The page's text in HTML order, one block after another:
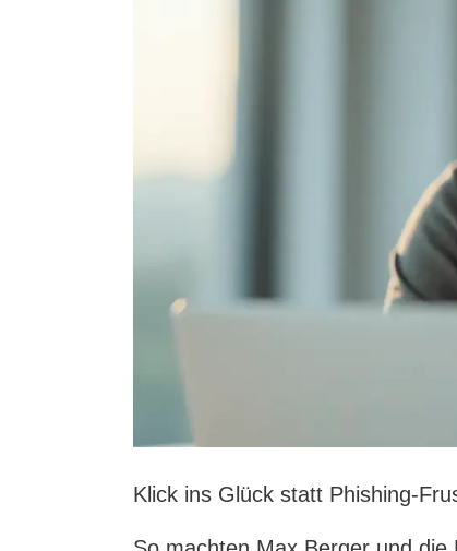
Klick ins Glück statt Phishing-